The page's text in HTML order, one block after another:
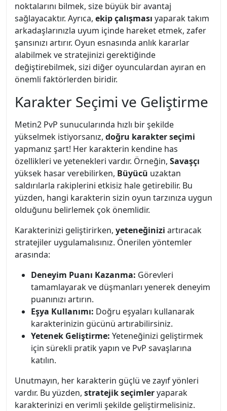
noktalarını bilmek, size büyük bir avantaj
sağlayacaktır. Ayrıca, ekip çalışması yaparak takım
arkadaşlarınızla uyum içinde hareket etmek, zafer
şansınızı artırır. Oyun esnasında anlık kararlar
alabilmek ve stratejinizi gerektiğinde
değiştirebilmek, sizi diğer oyunculardan ayıran en
önemli faktörlerden biridir.
Karakter Seçimi ve Geliştirme
Metin2 PvP sunucularında hızlı bir şekilde
yükselmek istiyorsanız, doğru karakter seçimi
yapmanız şart! Her karakterin kendine has
özellikleri ve yetenekleri vardır. Örneğin, Savaşçı
yüksek hasar verebilirken, Büyücü uzaktan
saldırılarla rakiplerini etkisiz hale getirebilir. Bu
yüzden, hangi karakterin sizin oyun tarzınıza uygun
olduğunu belirlemek çok önemlidir.
Karakterinizi geliştirirken, yeteneğinizi artıracak
stratejiler uygulamalısınız. Önerilen yöntemler
arasında:
Deneyim Puanı Kazanma: Görevleri
tamamlayarak ve düşmanları yenerek deneyim
puanınızı artırın.
Eşya Kullanımı: Doğru eşyaları kullanarak
karakterinizin gücünü artırabilirsiniz.
Yetenek Geliştirme: Yeteneğinizi geliştirmek
için sürekli pratik yapın ve PvP savaşlarına
katılın.
Unutmayın, her karakterin güçlü ve zayıf yönleri
vardır. Bu yüzden, stratejik seçimleryaparak
karakterinizi en verimli şekilde geliştirmelisiniz.